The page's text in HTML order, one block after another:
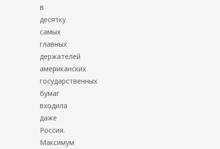
в
десятку
самых
главных
держателей
американских
государственных
бумаг
входила
даже
Россия.
Максимум